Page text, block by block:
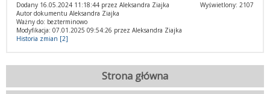
Wyświetlony: 2107
Dodany 16.05.2024 11:18:44 przez Aleksandra Ziajka
Autor dokumentu Aleksandra Ziajka
Ważny do: bezterminowo
Modyfikacja: 07.01.2025 09:54:26 przez Aleksandra Ziajka
Historia zmian [2]
Strona główna